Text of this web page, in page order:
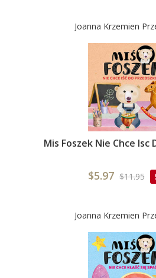
Joanna Krzemien
Mis Foszek Nie Chce Isc
$5.97 $11.95
Joanna Krzemien